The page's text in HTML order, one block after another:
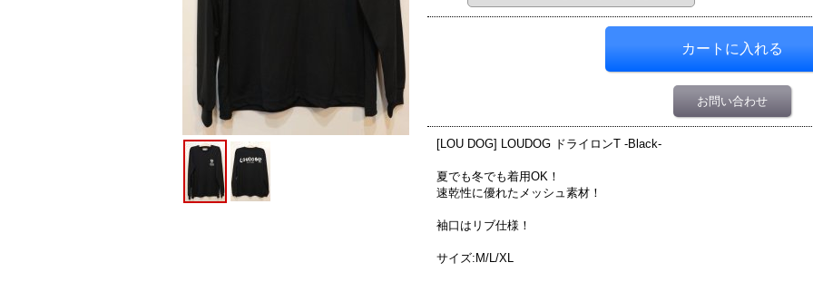
お問い合わせ
[LOU DOG] LOUDOG ドライロンT -Black-
夏でも冬でも着用OK！
速乾性に優れたメッシュ素材！
袖口はリブ仕様！
サイズ:M/L/XL